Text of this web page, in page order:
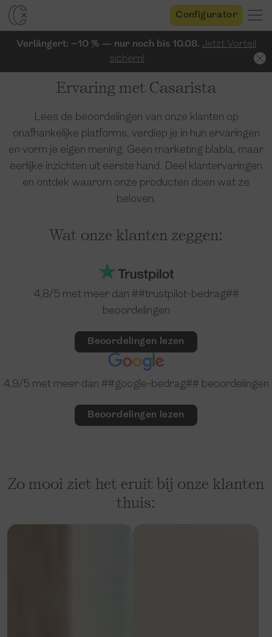
Configurator
Verlängert: −10 % — nur noch bis 10.08. Jetzt Vorteil
sichern!
Ervaring met Casarista
Lees de beoordelingen van onze klanten op
onafhankelijke platforms, verdiep je in hun ervaringen
en vorm je eigen mening. Geen marketing blabla, maar
eerlijke inzichten uit eerste hand. Deel klantervaringen
en ontdek waarom onze producten doen wat ze
beloven.
Wat onze klanten zeggen:
4,8/5 met meer dan ##trustpilot-bedrag##
beoordelingen
Beoordelingen lezen
4,9/5 met meer dan ##google-bedrag## beoordelingen
Beoordelingen lezen
Zo mooi ziet het eruit bij onze klanten
thuis: